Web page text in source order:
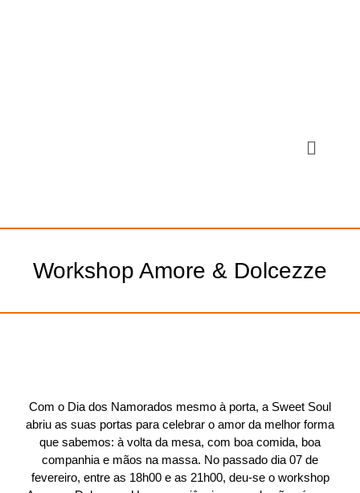
Workshop Amore & Dolcezze
Com o Dia dos Namorados mesmo à porta, a Sweet Soul
abriu as suas portas para celebrar o amor da melhor forma
que sabemos: à volta da mesa, com boa comida, boa
companhia e mãos na massa. No passado dia 07 de
fevereiro, entre as 18h00 e as 21h00, deu-se o workshop